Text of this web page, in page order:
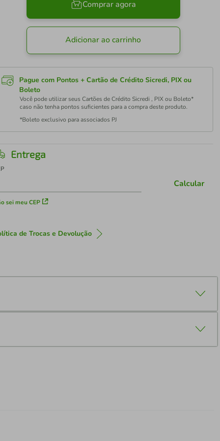
Comprar agora
Adicionar ao carrinho
Pague com Pontos + Cartão de Crédito Sicredi, PIX ou
Boleto
Você pode utilizar seus Cartões de Crédito Sicredi , PIX ou Boleto*
caso não tenha pontos suficientes para a compra deste produto.
*Boleto exclusivo para associados PJ
Entrega
sei meu CEP
Calcular
de Trocas e Devolução